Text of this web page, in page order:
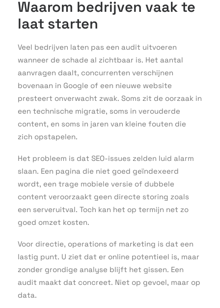
Waarom bedrijven vaak te
laat starten
Veel bedrijven laten pas een audit uitvoeren
wanneer de schade al zichtbaar is. Het aantal
aanvragen daalt, concurrenten verschijnen
bovenaan in Google of een nieuwe website
presteert onverwacht zwak. Soms zit de oorzaak in
een technische migratie, soms in verouderde
content, en soms in jaren van kleine fouten die
zich opstapelen.
Het probleem is dat SEO-issues zelden luid alarm
slaan. Een pagina die niet goed geïndexeerd
wordt, een trage mobiele versie of dubbele
content veroorzaakt geen directe storing zoals
een serveruitval. Toch kan het op termijn net zo
goed omzet kosten.
Voor directie, operations of marketing is dat een
lastig punt. U ziet dat er online potentieel is, maar
zonder grondige analyse blijft het gissen. Een
audit maakt dat concreet. Niet op gevoel, maar op
data.